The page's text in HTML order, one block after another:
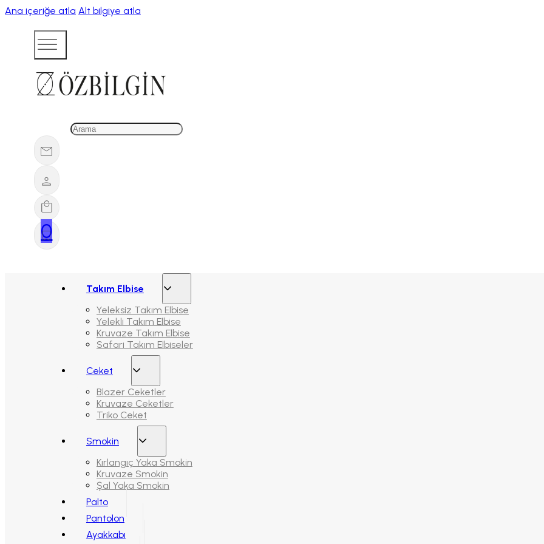
Ana içeriğe atla Alt bilgiye atla
0
Takım Elbise
Yeleksiz Takım Elbise
Yelekli Takım Elbise
Kruvaze Takım Elbise
Safari Takım Elbiseler
Ceket
Blazer Ceketler
Kruvaze Ceketler
Triko Ceket
Smokin
Kırlangıç Yaka Smokin
Kruvaze Smokin
Şal Yaka Smokin
Palto
Pantolon
Ayakkabı